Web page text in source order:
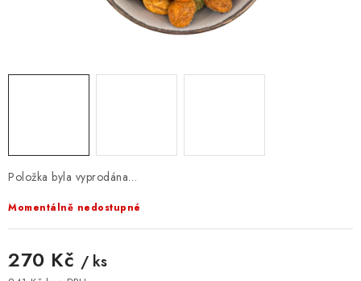
Položka byla vyprodána…
Momentálně nedostupné
270 Kč / ks